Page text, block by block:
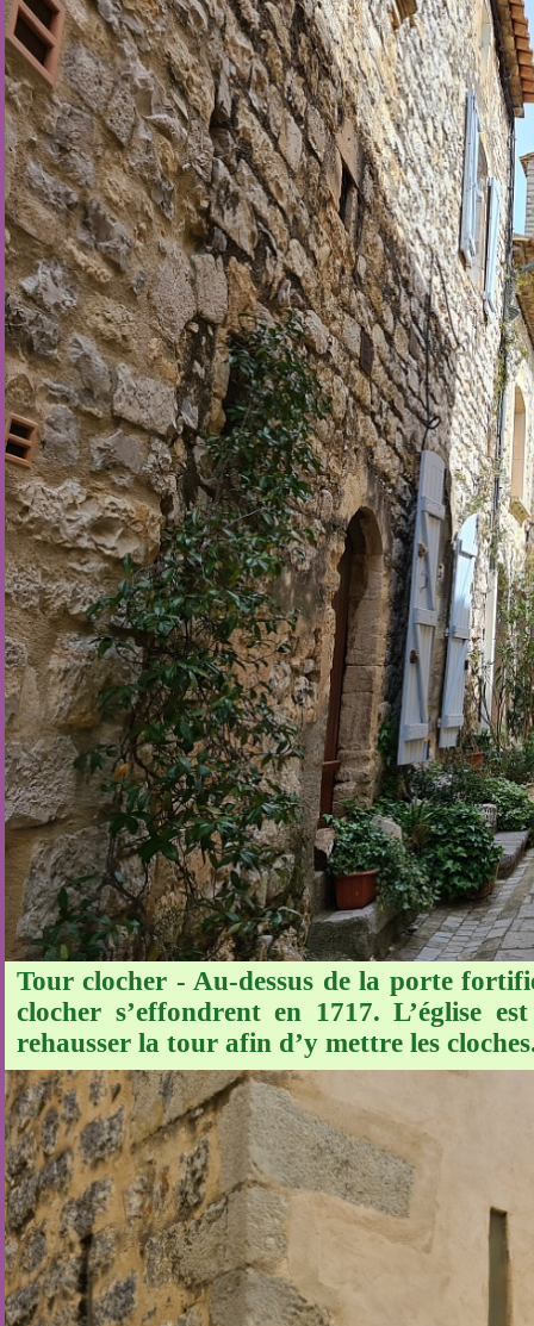
Tour clocher - Au-dessus de la porte
clocher s’effondrent en 1717. L’église
rehausser la tour afin d’y mettre les